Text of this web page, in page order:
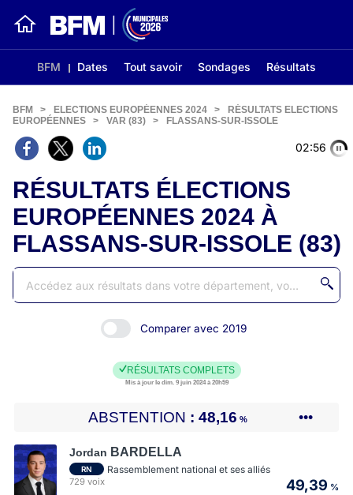
BFM Dates Tout savoir Sondages Résultats
02:56
BFM > ELECTIONS EUROPÉENNES 2024 >
RÉSULTATS ELECTIONS
EUROPÉENNES
> VAR (83) > FLASSANS-SUR-ISSOLE
RÉSULTATS ÉLECTIONS
EUROPÉENNES 2024 À
FLASSANS-SUR-ISSOLE (83)
Comparer avec 2019
RÉSULTATS COMPLETS
Mis à jour le dim. 9 juin 2024 à 20h59
ABSTENTION 48,16 % •••
Jordan BARDELLA
RN Rassemblement national et ses alliés
729 voix 49,39 %